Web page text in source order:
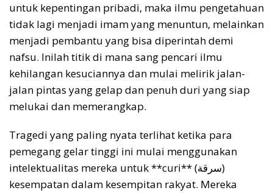
untuk kepentingan pribadi, maka ilmu pengetahuan
tidak lagi menjadi imam yang menuntun, melainkan
menjadi pembantu yang bisa diperintah demi
nafsu. Inilah titik di mana sang pencari ilmu
kehilangan kesuciannya dan mulai melirik jalan-
jalan pintas yang gelap dan penuh duri yang siap
melukai dan memerangkap.
Tragedi yang paling nyata terlihat ketika para
pemegang gelar tinggi ini mulai menggunakan
intelektualitas mereka untuk **curi** (سرقة)
kesempatan dalam kesempitan rakyat. Mereka